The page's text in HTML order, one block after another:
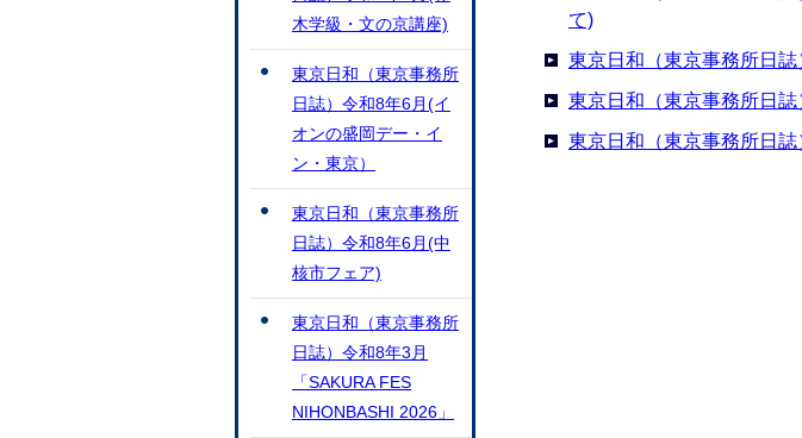
て)
東京日和（東京事務所日
東京日和（東京事務所日
東京日和（東京事務所日誌
木学級・文の京講座)
東京日和（東京事務所
日誌）令和8年6月(イ
オンの盛岡デー・イ
ン・東京）
東京日和（東京事務所
日誌）令和8年6月(中
核市フェア)
東京日和（東京事務所
日誌）令和8年3月
「SAKURA FES
NIHONBASHI 2026」